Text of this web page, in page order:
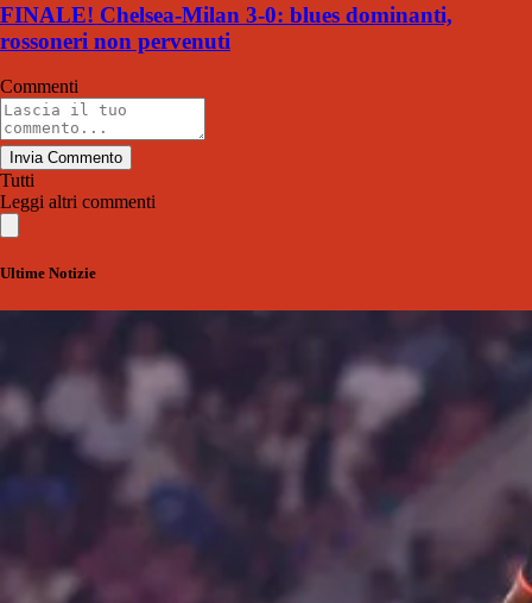
FINALE! Chelsea-Milan 3-0: blues dominanti,
rossoneri non pervenuti
Commenti
Invia Commento
Tutti
Leggi altri commenti
Ultime Notizie